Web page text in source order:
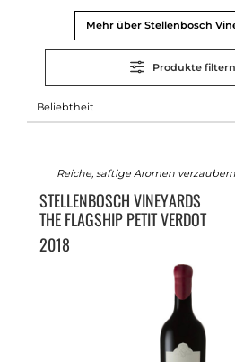
Mehr über Stellenbosch
Produkte filtern
Reiche, saftige Aromen
STELLENBOSCH VINEYARDS
THE FLAGSHIP PETIT VERDOT
2018